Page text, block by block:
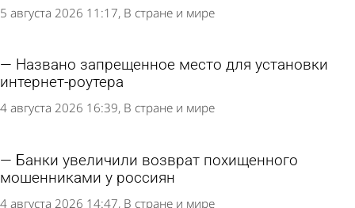
5 августа 2026 11:17 В стране и мире
Названо запрещенное место для установки
интернет-роутера
4 августа 2026 16:39 В стране и мире
Банки увеличили возврат похищенного
мошенниками у россиян
4 августа 2026 14:47 В стране и мире